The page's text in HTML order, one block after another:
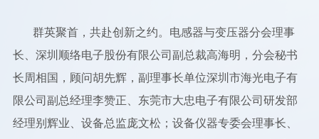
群英聚首，共赴创新之约。电感器与变压器分会理事
长、深圳顺络电子股份有限公司副总裁高海明，分会秘书
长周相国，顾问胡先辉，副理事长单位深圳市海光电子有
限公司副总经理李赞正、东莞市大忠电子有限公司研发部
经理别辉业、设备总监庞文松；设备仪器专委会理事长、